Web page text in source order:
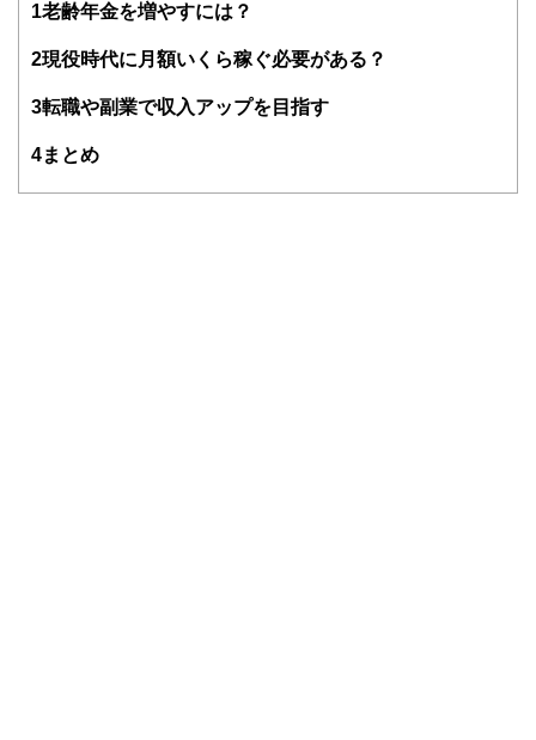
得者を中心に「お金や暮らし」に関する書籍・雑誌の編集経
験者で構成され、企画立案から記事掲載まですべての工程に
1 老齢年金を増やすには？
2現役時代に月額いくら稼ぐ必要がある？
3転職や副業で収入アップを目指す
4まとめ